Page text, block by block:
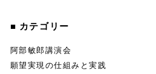
■ カテゴリー
阿部敏郎講演会
願望実現の仕組みと実践